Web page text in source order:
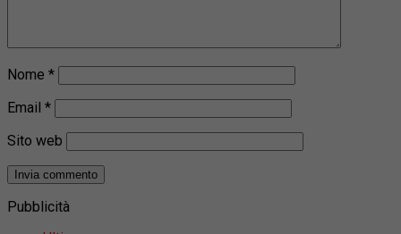
Nome *
Email *
Sito web
Pubblicità